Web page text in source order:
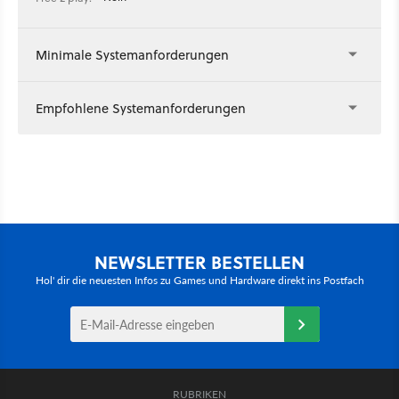
Minimale Systemanforderungen
Empfohlene Systemanforderungen
NEWSLETTER BESTELLEN
Hol' dir die neuesten Infos zu Games und Hardware direkt ins Postfach
RUBRIKEN